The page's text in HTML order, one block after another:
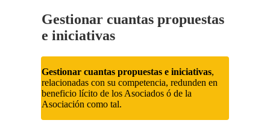
Gestionar cuantas propuestas
e iniciativas
Gestionar cuantas propuestas e iniciativas,
relacionadas con su competencia, redunden en
beneficio lícito de los Asociados ó de la
Asociación como tal.